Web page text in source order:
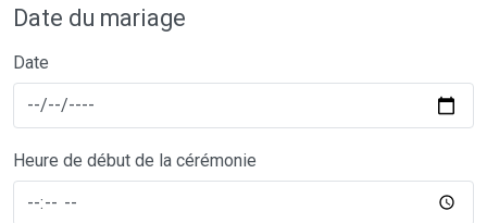
Date du mariage
Date
Heure de début de la cérémonie